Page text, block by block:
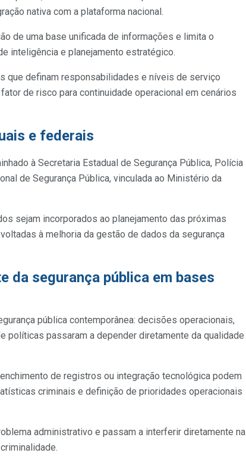
nativa com a plataforma nacional.
de uma base unificada de informações e limita o
inteligência e planejamento estratégico.
que definam responsabilidades e níveis de serviço
de risco para continuidade operacional em cenários
e federais
à Secretaria Estadual de Segurança Pública, Polícia
de Segurança Pública, vinculada ao Ministério da
sejam incorporados ao planejamento das próximas
à melhoria da gestão de dados da segurança
da segurança pública em bases
pública contemporânea: decisões operacionais,
passaram a depender diretamente da qualidade
de registros ou integração tecnológica podem
criminais e definição de prioridades operacionais
administrativo e passam a interferir diretamente na